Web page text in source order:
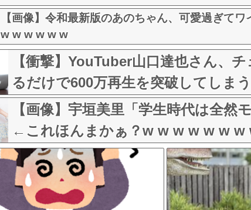
【画像】令和最新版のあのちゃん、可愛過ぎて
w w w w w w
【衝撃】YouTuber山口達也さん、
るだけで600万再生を突破してしま
のでいいんだよなw w w w w w w w
【画像】宇垣美里「学生時代は全然
←これほんまかぁ？w w w w w w w